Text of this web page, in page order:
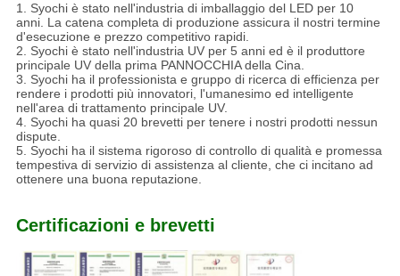
1. Syochi è stato nell'industria di imballaggio del LED per 10
anni. La catena completa di produzione assicura il nostri termine
d'esecuzione e prezzo competitivo rapidi.
2. Syochi è stato nell'industria UV per 5 anni ed è il produttore
principale UV della prima PANNOCCHIA della Cina.
3. Syochi ha il professionista e gruppo di ricerca di efficienza per
rendere i prodotti più innovatori, l'umanesimo ed intelligente
nell'area di trattamento principale UV.
4. Syochi ha quasi 20 brevetti per tenere i nostri prodotti nessun
dispute.
5. Syochi ha il sistema rigoroso di controllo di qualità e promessa
tempestiva di servizio di assistenza al cliente, che ci incitano ad
ottenere una buona reputazione.
Certificazioni e brevetti